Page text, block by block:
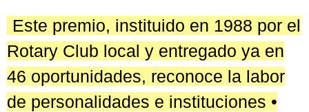
Este premio, instituido en 1988 por el
Rotary Club local y entregado ya en
46 oportunidades, reconoce la labor
de personalidades e instituciones •